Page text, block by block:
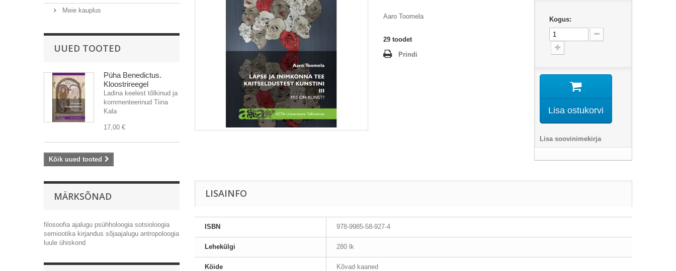
Meie kauplus
UUED TOOTED
Püha Benedictus.
Kloostrireegel
Ladina keelest tõlkinud ja
kommenteerinud Tiina
Kala
17,00 €
Kõik uued tooted
MÄRKSÕNAD
filosoofia ajalugu psühholoogia sotsioloogia
semiootika kirjandus sõjaajalugu antropoloogia
luule ühiskond
Aaro Toomela
29 toodet
Prindi
Kogus:
Lisa ostukorvi
Lisa soovinimekirja
LISAINFO
ISBN 978-9985-58-927-4
Lehekülgi 280 lk
Köide Kõvad kaaned